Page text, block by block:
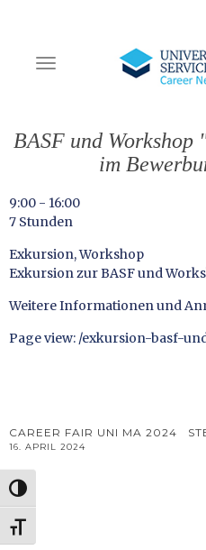
UMSCHALTEN AUF HOHE
SCHRIFT VERGRÖSSERN
NAVIGATION EIN-/
BASF und Workshop
im
9:00 - 16:00
7 Stunden
Exkursion, Workshop
Exkursion zur BASF und
Weitere Informationen und
Page view: /exkursion-basf-
Beitrags-
Navigation
CAREER FAIR UNI MA 2024
16. APRIL 2024